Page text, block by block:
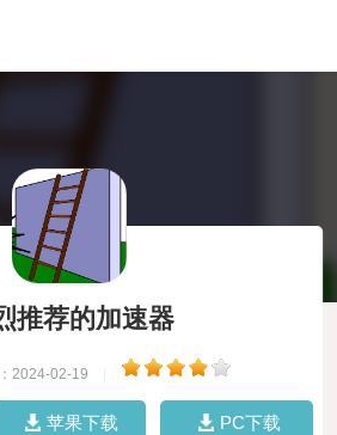
推荐的加速器
2024-02-19
苹果下载 PC下载